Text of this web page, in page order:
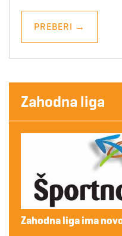
PREBERI →
Zahodna liga
Zahodna liga ima